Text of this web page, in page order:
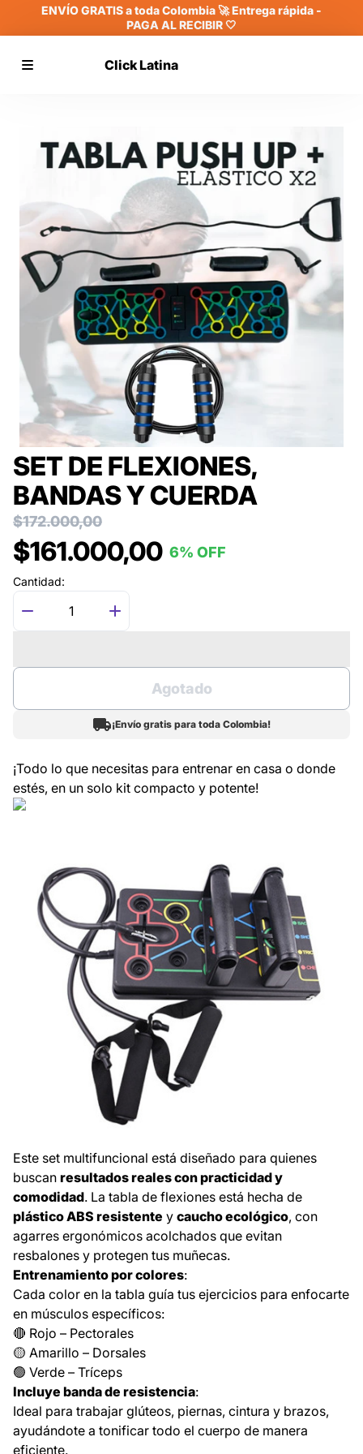
ENVÍO GRATIS a toda Colombia 🚀 Entrega rápida -
PAGA AL RECIBIR 🤍
Click Latina
SET DE FLEXIONES,
BANDAS Y CUERDA
$172.000,00
$161.000,00 6% OFF
Cantidad:
Agotado
¡Envío gratis para toda Colombia!
¡Todo lo que necesitas para entrenar en casa o donde
estés, en un solo kit compacto y potente!
Este set multifuncional está diseñado para quienes
buscan resultados reales con practicidad y
comodidad. La tabla de flexiones está hecha de
plástico ABS resistente y caucho ecológico, con
agarres ergonómicos acolchados que evitan
resbalones y protegen tus muñecas.
Entrenamiento por colores:
Cada color en la tabla guía tus ejercicios para enfocarte
en músculos específicos:
🔴 Rojo – Pectorales
🟡 Amarillo – Dorsales
🟢 Verde – Tríceps
Incluye banda de resistencia:
Ideal para trabajar glúteos, piernas, cintura y brazos,
ayudándote a tonificar todo el cuerpo de manera
eficiente.